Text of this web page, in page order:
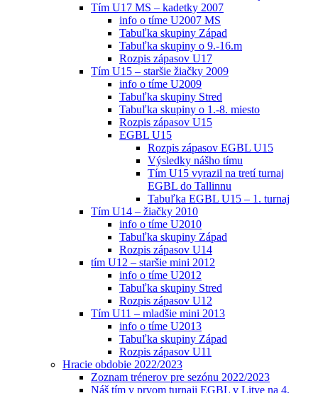
Tím U17 MS – kadetky 2007
info o tíme U2007 MS
Tabuľka skupiny Západ
Tabuľka skupiny o 9.-16.m
Rozpis zápasov U17
Tím U15 – staršie žiačky 2009
info o tíme U2009
Tabuľka skupiny Stred
Tabuľka skupiny o 1.-8. miesto
Rozpis zápasov U15
EGBL U15
Rozpis zápasov EGBL U15
Výsledky nášho tímu
Tím U15 vyrazil na tretí turnaj
EGBL do Tallinnu
Tabuľka EGBL U15 – 1. turnaj
Tím U14 – žiačky 2010
info o tíme U2010
Tabuľka skupiny Západ
Rozpis zápasov U14
tím U12 – staršie mini 2012
info o tíme U2012
Tabuľka skupiny Stred
Rozpis zápasov U12
Tím U11 – mladšie mini 2013
info o tíme U2013
Tabuľka skupiny Západ
Rozpis zápasov U11
Hracie obdobie 2022/2023
Zoznam trénerov pre sezónu 2022/2023
Náš tím v prvom turnaji EGBL v Litve na 4.